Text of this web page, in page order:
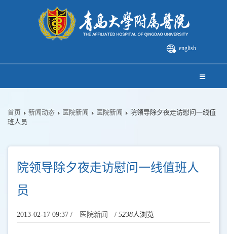
english
首页 新闻动态 医院新闻 医院新闻
院领导除夕夜走访慰问一线值
班人员
院领导除夕夜走访慰问一线值班人
员
2013-02-17 09:37 / 医院新闻 / 5238人浏览